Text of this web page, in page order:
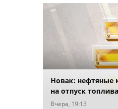
Новак: нефтяные
на отпуск топлива
Вчера, 19:13